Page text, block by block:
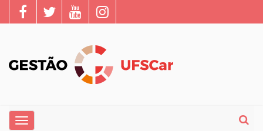
Toggle navigation